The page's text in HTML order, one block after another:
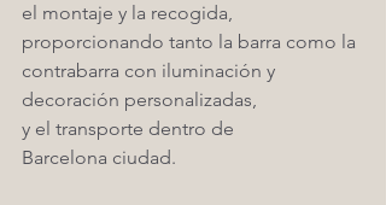
el montaje y la recogida,
proporcionando tanto la barra como la
contrabarra con iluminación y
decoración personalizadas,
y el transporte dentro de
Barcelona ciudad.